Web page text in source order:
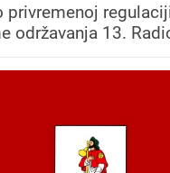
privremenoj
održavanja 13.